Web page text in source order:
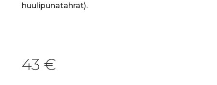
huulipunatahrat).
43 €